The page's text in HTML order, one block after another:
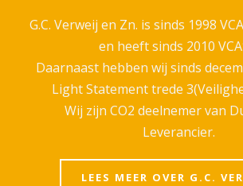
G.C. Verweij en Zn. is sinds 1998
en heeft sinds 2010
Daarnaast hebben wij sinds
Light Statement trede
Wij zijn CO2 deelnemer van
Leverancier.
LEES MEER OVER G.C.